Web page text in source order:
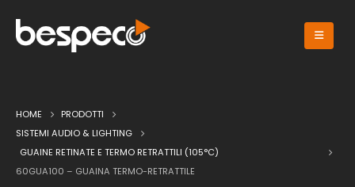
HOME
PRODOTTI
SISTEMI AUDIO & LIGHTING
GUAINE RETINATE E TERMO RETRATTILI (105°C)
60GUA100 – GUAINA TERMO-RETRATTILE